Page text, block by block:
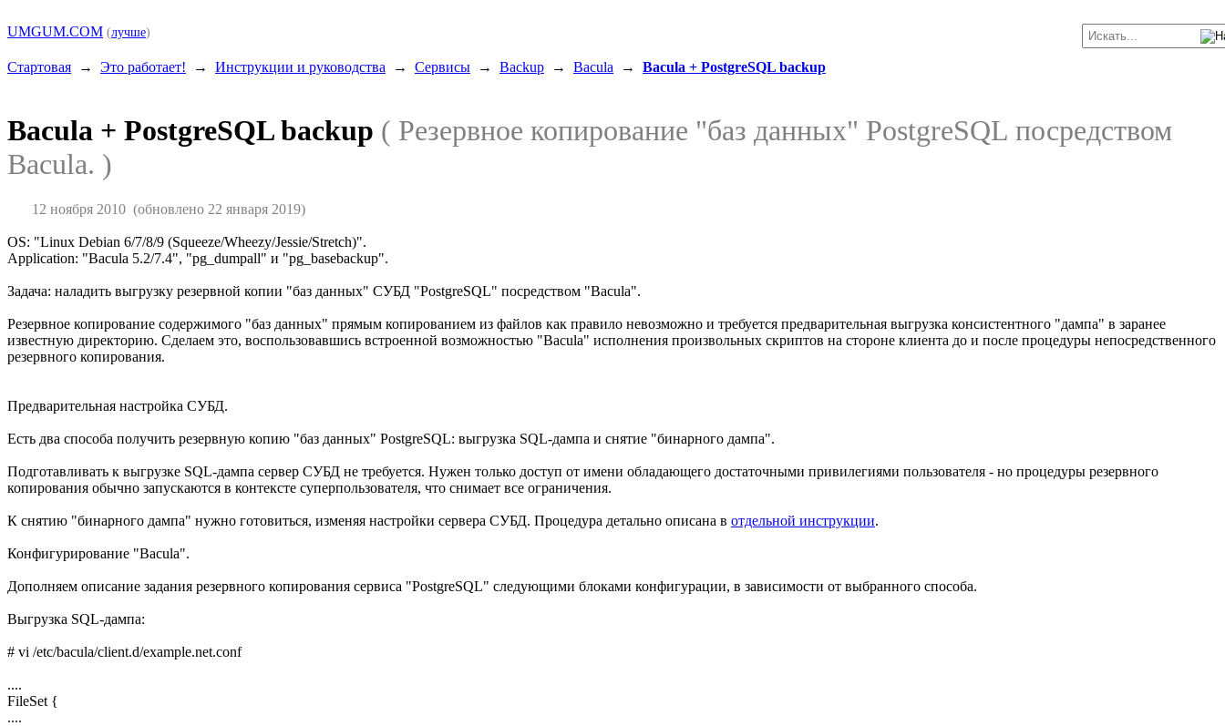
UMGUM.COM (лучше)
Стартовая → Это работает! → Инструкции и руководства → Сервисы → Backup → Bacula → Bacula + PostgreSQL backup
Bacula + PostgreSQL backup ( Резервное копирование "баз данных" PostgreSQL посредством
Bacula. )
12 ноября 2010(обновлено 22 января 2019)
OS: "Linux Debian 6/7/8/9 (Squeeze/Wheezy/Jessie/Stretch)".
Application: "Bacula 5.2/7.4", "pg_dumpall" и "pg_basebackup".
Задача: наладить выгрузку резервной копии "баз данных" СУБД "PostgreSQL" посредством "Bacula".
Резервное копирование содержимого "баз данных" прямым копированием из файлов как правило невозможно и требуется предварительная выгрузка консистентного "дампа" в заранее
известную директорию. Сделаем это, воспользовавшись встроенной возможностью "Bacula" исполнения произвольных скриптов на стороне клиента до и после процедуры непосредственного
резервного копирования.
Предварительная настройка СУБД.
Есть два способа получить резервную копию "баз данных" PostgreSQL: выгрузка SQL-дампа и снятие "бинарного дампа".
Подготавливать к выгрузке SQL-дампа сервер СУБД не требуется. Нужен только доступ от имени обладающего достаточными привилегиями пользователя - но процедуры резервного
копирования обычно запускаются в контексте суперпользователя, что снимает все ограничения.
К снятию "бинарного дампа" нужно готовиться, изменяя настройки сервера СУБД. Процедура детально описана в отдельной инструкции.
Конфигурирование "Bacula".
Дополняем описание задания резервного копирования сервиса "PostgreSQL" следующими блоками конфигурации, в зависимости от выбранного способа.
Выгрузка SQL-дампа:
# vi /etc/bacula/client.d/example.net.conf
....
FileSet {
....